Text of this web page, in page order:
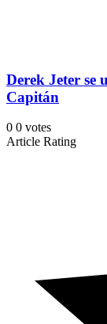
Derek Jeter se
Capitán
0 0 votes
Article Rating